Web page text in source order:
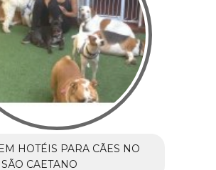
HOTÉIS PARA CÃES NO
CAETANO